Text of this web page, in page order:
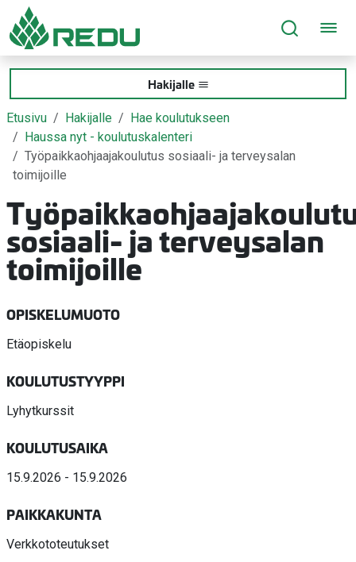
Siirry sivusisältöön
Hakijalle
Etusivu Hakijalle
Hae koulutukseen
Haussa nyt - koulutuskalenteri
Työpaikkaohjaajakoulutus sosiaali- ja terveysalan
toimijoille
sosiaali- ja terveysalan
toimijoille
OPISKELUMUOTO
Etäopiskelu
KOULUTUSTYYPPI
Lyhytkurssit
KOULUTUSAIKA
15.9.2026 - 15.9.2026
PAIKKAKUNTA
Verkkototeutukset